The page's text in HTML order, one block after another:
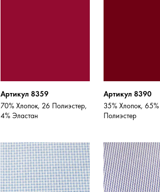
Артикул 8359
70% Хлопок, 26 Полиэстер,
4% Эластан
Артикул 8390
35% Хлопок, 65%
Полиэстер